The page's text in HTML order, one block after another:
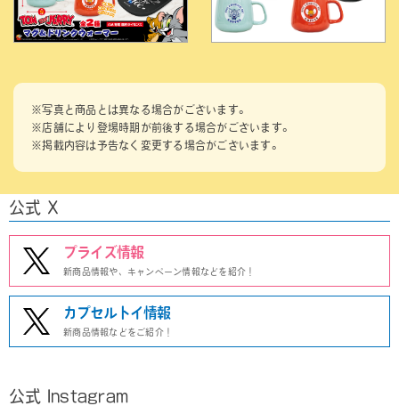
※写真と商品とは異なる場合がございます。
※店舗により登場時期が前後する場合がございます。
※掲載内容は予告なく変更する場合がございます。
公式 X
プライズ情報
新商品情報や、キャンペーン情報などを紹介！
カプセルトイ情報
新商品情報などをご紹介！
公式 Instagram